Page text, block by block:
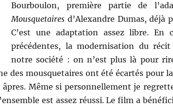
Bourboulon, première partie de
Mousquetaires d’Alexandre Dumas, déjà
C’est une adaptation assez libre. En
précédentes, la modernisation du
notre société : on n’est plus là pour
des mousquetaires ont été écartés pour
Même si personnellement je
est assez réussi. Le film a